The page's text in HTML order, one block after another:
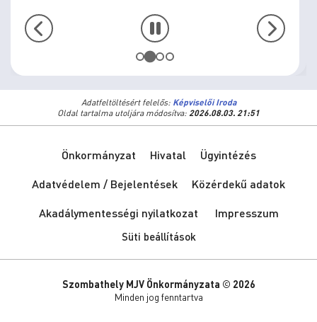
Adatfeltöltésért felelős: Képviselői Iroda
Oldal tartalma utoljára módosítva: 2026.08.03. 21:51
Önkormányzat Hivatal
Ügyintézés
Adatvédelem / Bejelentések
Közérdekű adatok
Akadálymentességi nyilatkozat
Impresszum
Süti beállítások
Szombathely MJV Önkormányzata © 2026
Minden jog fenntartva